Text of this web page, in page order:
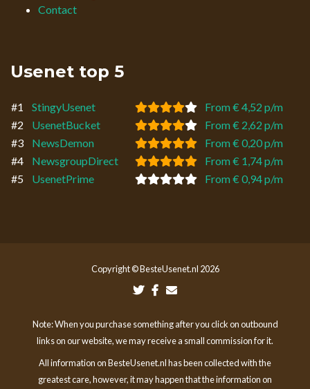
Contact
Usenet top 5
#1 StingyUsenet
From € 4,52 p/m
#2
UsenetBucket
From € 2,62 p/m
#3
NewsDemon
From € 0,20 p/m
#4
NewsgroupDirect
From € 1,74 p/m
#5
UsenetPrime From € 0,94 p/m
Copyright © BesteUsenet.nl 2026
Note: When you purchase something after you click on outbound
links on our website, we may receive a small commission for it.
All information on BesteUsenet.nl has been collected with the
greatest care, however, it may happen that the information on